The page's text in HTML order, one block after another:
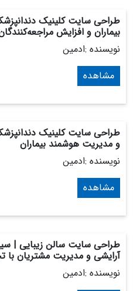
طراحی سایت کلینیک
بیماران و افزایش
نویسنده :ادمین
مشاهده
طراحی سایت کلینیک
و مدیریت هوشمند بیماران
نویسنده :ادمین
مشاهده
طراحی سایت سالن زیبایی |
آرایشی و مدیریت مشتریان با
نویسنده :ادمین